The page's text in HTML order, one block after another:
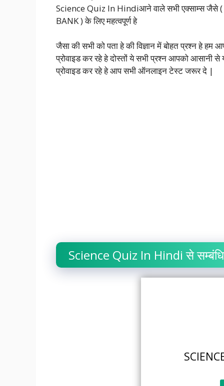
Science Quiz In Hindiआने वाले सभी एक्साम्स जैसे (
BANK ) के लिए महत्वपूर्ण हे
जैसा की सभी को पता हे की विज्ञान में बोहत प्रश्न हे
प्रोवाइड कर रहे हे दोस्तों ये सभी प्रश्न आपको आसानी
प्रोवाइड कर रहे हे आप सभी ऑनलाइन टेस्ट जरूर दे |
Science Quiz In Hindi से